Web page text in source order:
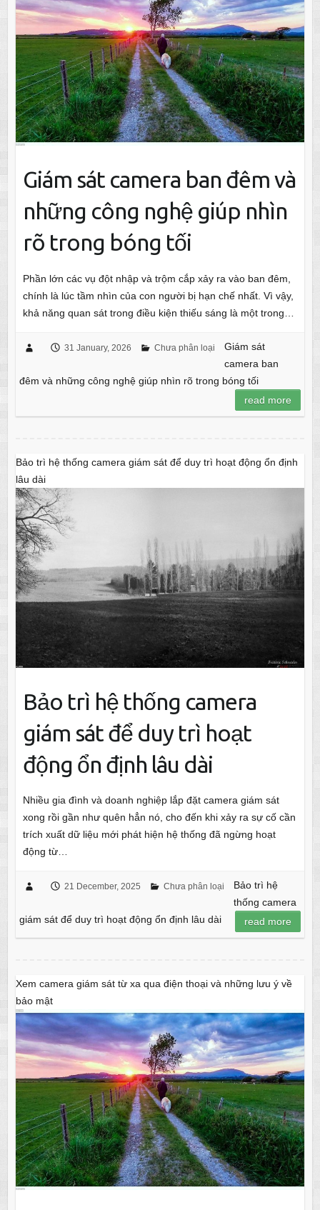
Giám sát camera ban đêm và
những công nghệ giúp nhìn
rõ trong bóng tối
Phần lớn các vụ đột nhập và trộm cắp xảy ra vào ban đêm,
chính là lúc tầm nhìn của con người bị hạn chế nhất. Vì vậy,
khả năng quan sát trong điều kiện thiếu sáng là một trong…
31 January, 2026 Chưa phân loại
Giám sát
camera ban
đêm và những công nghệ giúp nhìn rõ trong bóng tối
read more
Bảo trì hệ thống camera giám sát để duy trì hoạt động ổn định
lâu dài
Bảo trì hệ thống camera
giám sát để duy trì hoạt
động ổn định lâu dài
Nhiều gia đình và doanh nghiệp lắp đặt camera giám sát
xong rồi gần như quên hẳn nó, cho đến khi xảy ra sự cố cần
trích xuất dữ liệu mới phát hiện hệ thống đã ngừng hoạt
động từ…
21 December, 2025 Chưa phân loại
Bảo trì hệ
thống camera
giám sát để duy trì hoạt động ổn định lâu dài
read more
Xem camera giám sát từ xa qua điện thoại và những lưu ý về
bảo mật